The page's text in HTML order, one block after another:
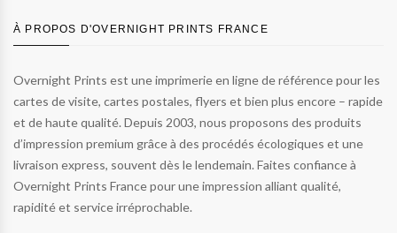
À PROPOS D'OVERNIGHT PRINTS FRANCE
Overnight Prints est une imprimerie en ligne de référence pour les
cartes de visite, cartes postales, flyers et bien plus encore – rapide
et de haute qualité. Depuis 2003, nous proposons des produits
d’impression premium grâce à des procédés écologiques et une
livraison express, souvent dès le lendemain. Faites confiance à
Overnight Prints France pour une impression alliant qualité,
rapidité et service irréprochable.